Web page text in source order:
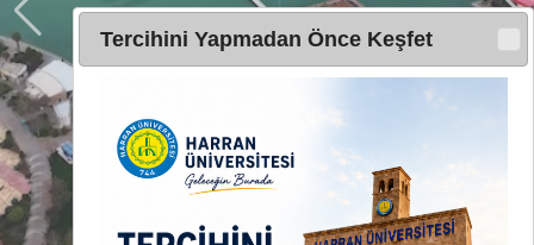
Tercihini Yapmadan Önce Keşfet